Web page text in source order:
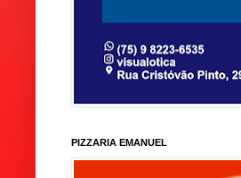
PIZZARIA EMANUEL